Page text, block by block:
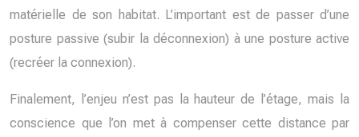
matérielle de son habitat. L’important est de passer d’une
posture passive (subir la déconnexion) à une posture active
(recréer la connexion).
Finalement, l’enjeu n’est pas la hauteur de l’étage, mais la
conscience que l’on met à compenser cette distance par